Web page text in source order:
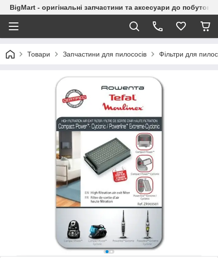
BigMart - оригінальні запчастини та аксесуари до побутової
Товари Запчастини для пилососів Фільтри для